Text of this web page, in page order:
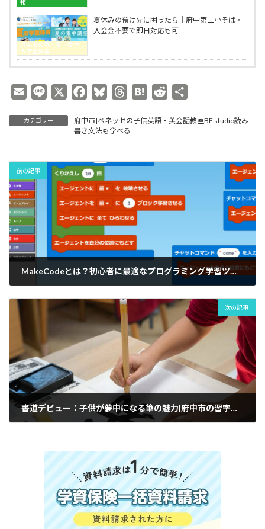
教
室
BE
studio
Clover
Hill
ベ
ネ
ッ
セ
子
供
語・
英
BE
studio
報
府中市の春・夏・冬休
み学童保育
夏休みの預け先に困ったら｜府中第二小そば・
入会金不要で即日対応も可
a
n
c
e
o
o
k
u
e
k
y
r
e
d
s
H
t
a
d
カテゴリー
府中市|ベネッセの子供英語・英会話教室BE studio読み
書き文法も学べる
前の記事
MakeCodeとは？初心者に最適なプログラミング学習ツール|府中市の教育複合施設Clover Hillマイクラ（マインクラフト）プログラミング教室
次の記事
書道デビュー：子供が夢中になる筆の魅力|府中市の習字の筆っこ書道教室